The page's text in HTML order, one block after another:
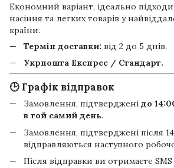
Економний варіант, ідеально
насіння та легких товарів у
країни.
Термін доставки: від 2 до 5 днів.
Укрпошта Експрес / Стандарт.
🕒 Графік відправок
Замовлення, підтверджені до
в той самий день.
Замовлення, підтверджені після
відправляються наступного
Після відправки ви отримаєте